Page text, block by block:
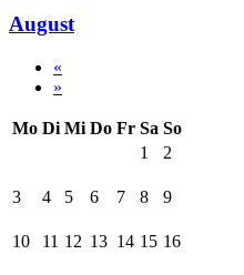
August
«
»
Mo Di Mi Do Fr Sa So
1
2
3 4 5 6 7 8 9
10 11 12 13 14 15 16